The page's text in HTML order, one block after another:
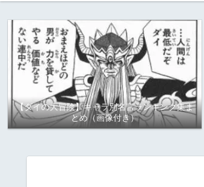
【ダイの大冒険】キャラ別名言ランキング集ま
とめ（画像付き）